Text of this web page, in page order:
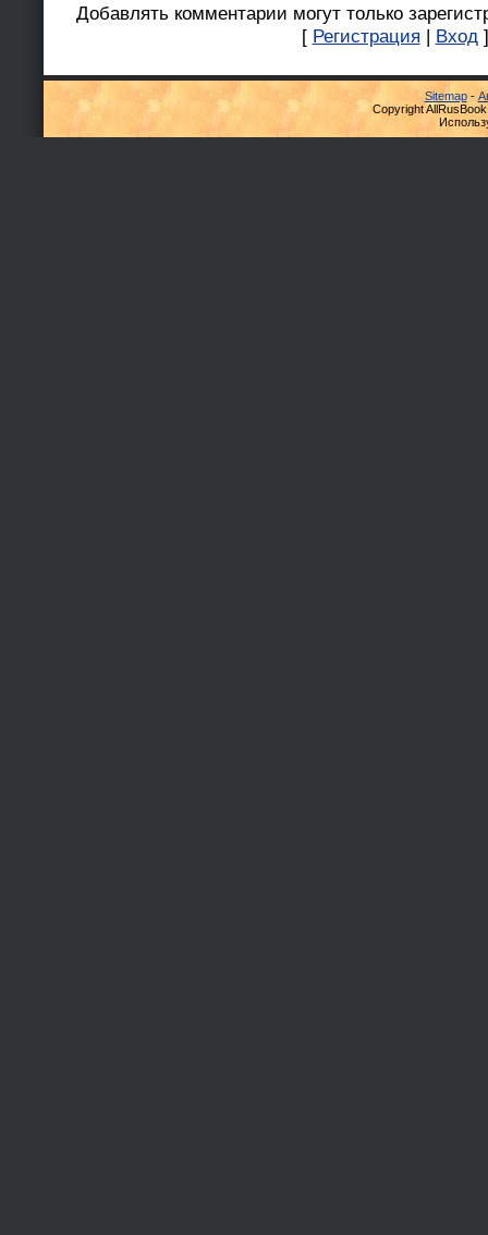
Добавлять комментарии могут только
[ Регистрация | Вход ]
Sitemap-
Copyright